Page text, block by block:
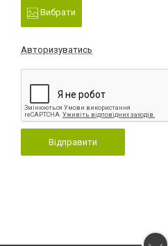
Вибрати
Авторизуватись
Відправити